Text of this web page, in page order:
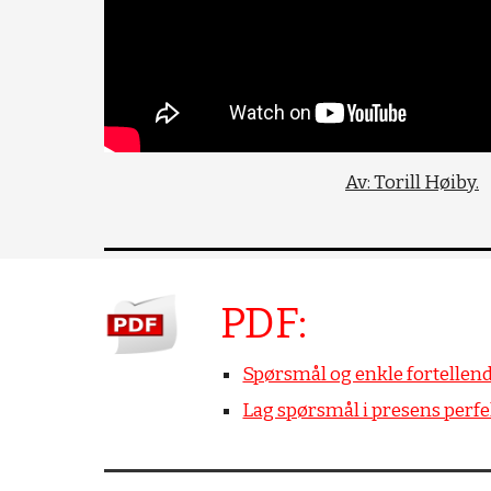
Av: Torill Høiby.
PDF:
Spørsmål og enkle
Lag spørsmål i presens